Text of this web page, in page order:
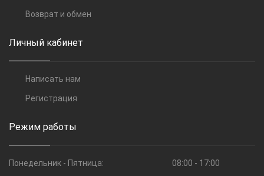
Возврат и обмен
Личный кабинет
Написать нам
Регистрация
Режим работы
Понедельник - Пятница: 08:00 - 17:00